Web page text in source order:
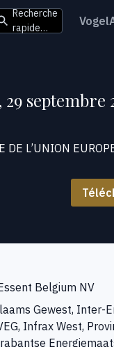
Recherche
rapide…
29 septembre
DE L’UNION
Belgium NV
Gewest, Inter-
Infrax West,